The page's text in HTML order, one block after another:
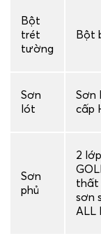
Bột
trét
tường
Bột
Sơn
lót
Sơn
cấp
Sơn
phủ
2
thất
sơn
ALL